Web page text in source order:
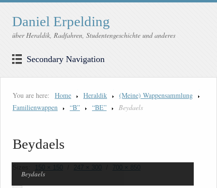
Daniel Erpelding
über Heraldik, Radfahren, Studentengeschichte und anderes
Secondary Navigation
You are here: Home Heraldik
(Meine) Wappensammlung
Familienwappen
“B” “BE” Beydaels
Beydaels
150 × 150 247 × 300 700 × 850
Beydaels